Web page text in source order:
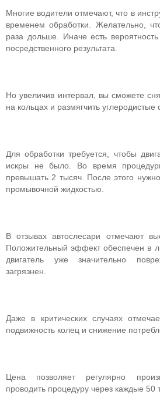
Многие водители отмечают, что в
временем обработки. Желательно,
раза дольше. Иначе есть
посредственного результата.
Но увеличив интервал, вы сможете
на кольцах и размягчить углеродистые
Для обработки требуется, чтобы
искры не было. Во время
превышать 2 тысяч. После этого
промывочной жидкостью.
В отзывах автослесари отмечают
Положительный эффект обеспечен в
двигатель уже значительно
загрязнен.
Даже в критических случаях
подвижность колец и снижение
Цена позволяет регулярно
проводить процедуру через каждые 50